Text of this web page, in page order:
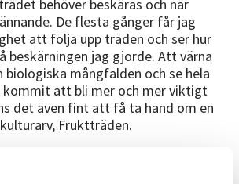
behöver beskäras och när
De flesta gånger får jag
att följa upp träden och ser hur
beskärningen jag gjorde. Att värna
biologiska mångfalden och se hela
kommit att bli mer och mer viktigt
det även fint att få ta hand om en
Fruktträden.